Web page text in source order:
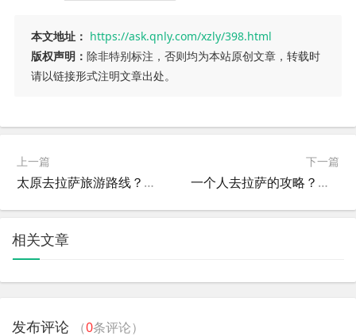
本文地址： https://ask.qnly.com/xzly/398.html
版权声明： 除非特别标注，否则均为本站原创文章，转载时
请以链接形式注明文章出处。
上一篇
太原去拉萨旅游路线？太原去拉萨旅游路线攻略
下一篇
一个人去拉萨的攻略？一个人去拉萨要花多少钱
相关文章
发布评论 （0条评论）